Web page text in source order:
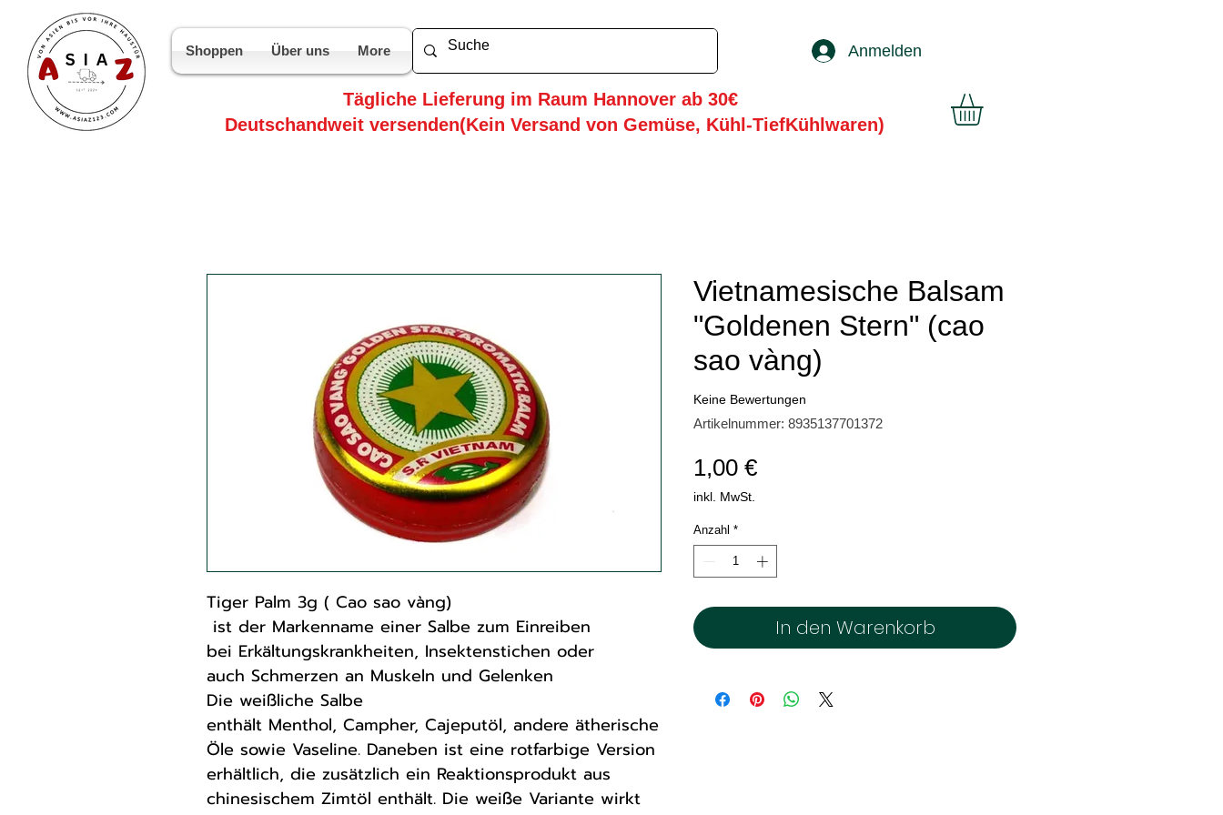
Shoppen Über uns More Anmelden
Deutschandweit versenden(Kein Versand von Gemüse, Kühl-TiefKühlwaren)
Tägliche Lieferung im Raum Hannover ab 30€
Tiger Palm 3g ( Cao sao vàng)
ist der Markenname einer Salbe zum Einreiben
bei Erkältungskrankheiten, Insektenstichen oder
auch Schmerzen an Muskeln und Gelenken
Die weißliche Salbe
enthält Menthol, Campher, Cajeputöl, andere ätherische
Öle sowie Vaseline. Daneben ist eine rotfarbige Version
erhältlich, die zusätzlich ein Reaktionsprodukt aus
chinesischem Zimtöl enthält. Die weiße Variante wirkt
Vietnamesische Balsam
"Goldenen Stern" (cao
sao vàng)
Keine Bewertungen
Artikelnummer: 8935137701372
1,00 €Preis
inkl. MwSt.
Anzahl *
In den Warenkorb